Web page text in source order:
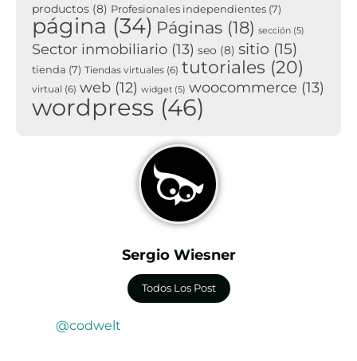
productos (8) Profesionales independientes (7)
página (34) Páginas (18) sección (5)
Sector inmobiliario (13) seo (8) sitio (15)
tienda (7) Tiendas virtuales (6) tutoriales (20)
virtual (6) web (12) widget (5) woocommerce (13)
wordpress (46)
Sergio Wiesner
Todos Los Post
@codwelt